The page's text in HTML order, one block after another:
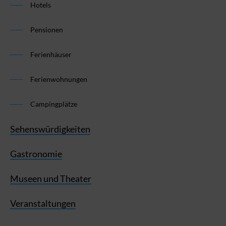
Hotels
Pensionen
Ferienhäuser
Ferienwohnungen
Campingplätze
Sehenswürdigkeiten
Gastronomie
Museen und Theater
Veranstaltungen